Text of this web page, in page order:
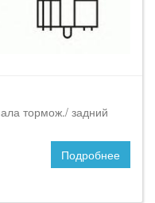
тормож./ задний
Подробнее